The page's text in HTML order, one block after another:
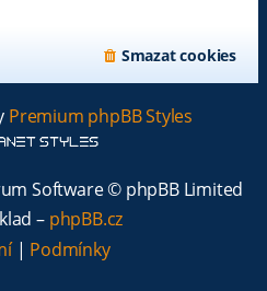
Smazat cookies
Premium phpBB Styles
Software © phpBB Limited
– phpBB.cz
| Podmínky